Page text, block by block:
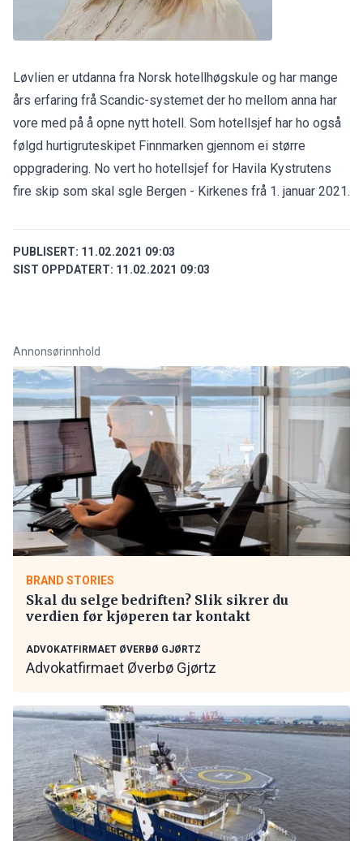
Løvlien er utdanna fra Norsk hotellhøgskule og har mange
års erfaring frå Scandic-systemet der ho mellom anna har
vore med på å opne nytt hotell. Som hotellsjef har ho også
følgd hurtigruteskipet Finnmarken gjennom ei større
oppgradering. No vert ho hotellsjef for Havila Kystrutens
fire skip som skal sgle Bergen - Kirkenes frå 1. januar 2021.
PUBLISERT: 11.02.2021 09:03
SIST OPPDATERT: 11.02.2021 09:03
Annonsørinnhold
BRAND STORIES
Skal du selge bedriften? Slik sikrer du
verdien før kjøperen tar kontakt
ADVOKATFIRMAET ØVERBØ GJØRTZ
Advokatfirmaet Øverbø Gjørtz